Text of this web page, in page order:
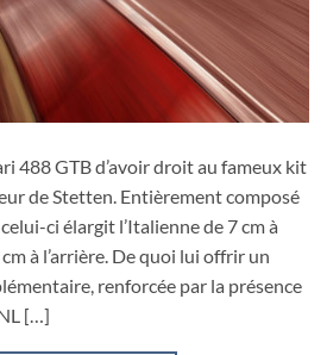
488 GTB d’avoir droit au fameux kit
de Stetten. Entièrement composé
ci élargit l’Italienne de 7 cm à
à l’arrière. De quoi lui offrir un
renforcée par la présence
[…]